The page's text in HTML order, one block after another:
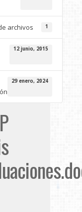
archivos 1
12 junio, 2015
29 enero, 2024